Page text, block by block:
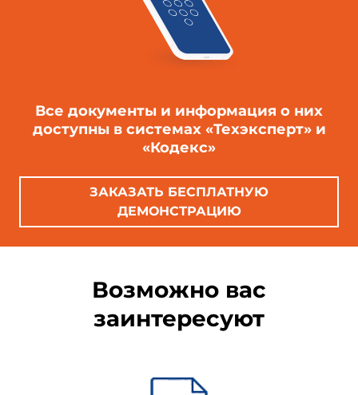
Все документы и информация о них
доступны в системах «Техэксперт» и
«Кодекс»
ЗАКАЗАТЬ БЕСПЛАТНУЮ
ДЕМОНСТРАЦИЮ
Возможно вас
заинтересуют